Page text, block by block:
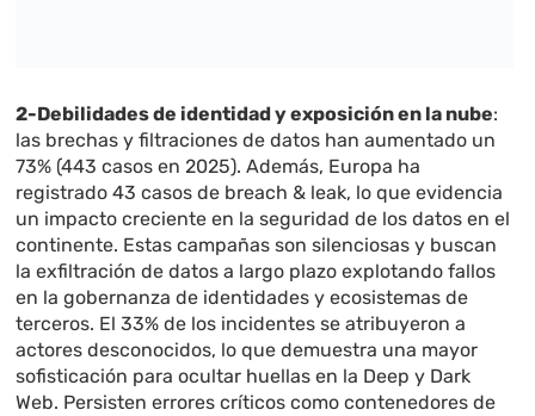
2-Debilidades de identidad y exposición en la nube:
las brechas y filtraciones de datos han aumentado un
73% (443 casos en 2025). Además, Europa ha
registrado 43 casos de breach & leak, lo que evidencia
un impacto creciente en la seguridad de los datos en el
continente. Estas campañas son silenciosas y buscan
la exfiltración de datos a largo plazo explotando fallos
en la gobernanza de identidades y ecosistemas de
terceros. El 33% de los incidentes se atribuyeron a
actores desconocidos, lo que demuestra una mayor
sofisticación para ocultar huellas en la Deep y Dark
Web. Persisten errores críticos como contenedores de